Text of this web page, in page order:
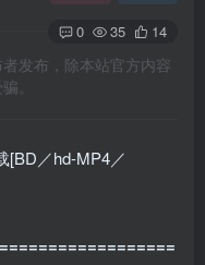
0 35 14
发布，除本站官方内容
。
[BD／hd-MP4／